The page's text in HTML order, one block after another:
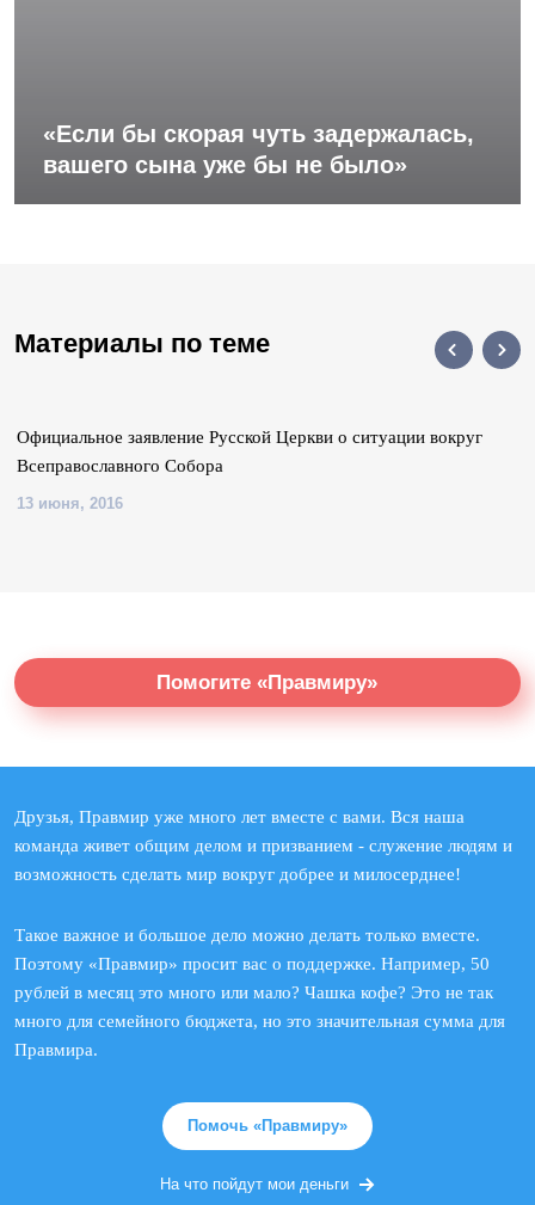
«Если бы скорая чуть задержалась,
вашего сына уже бы не было»
Материалы по теме
Официальное заявление Русской Церкви о ситуации вокруг
Всеправославного Собора
13 июня, 2016
Помогите «Правмиру»
Друзья, Правмир уже много лет вместе с вами. Вся наша
команда живет общим делом и призванием - служение людям и
возможность сделать мир вокруг добрее и милосерднее!
Такое важное и большое дело можно делать только вместе.
Поэтому «Правмир» просит вас о поддержке. Например, 50
рублей в месяц это много или мало? Чашка кофе? Это не так
много для семейного бюджета, но это значительная сумма для
Правмира.
Помочь «Правмиру»
На что пойдут мои деньги